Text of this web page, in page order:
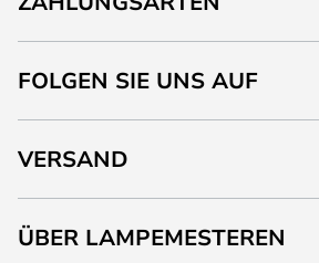
FOLGEN SIE UNS AUF
VERSAND
ÜBER LAMPEMESTEREN